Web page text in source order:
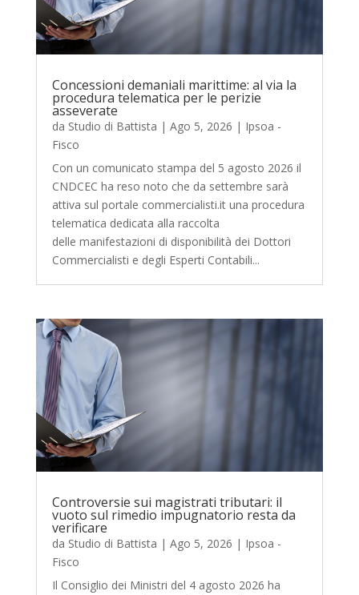
Concessioni demaniali marittime: al via la
procedura telematica per le perizie
asseverate
da Studio di Battista | Ago 5, 2026 | Ipsoa -
Fisco
Con un comunicato stampa del 5 agosto 2026 il
CNDCEC ha reso noto che da settembre sarà
attiva sul portale commercialisti.it una procedura
telematica dedicata alla raccolta
delle manifestazioni di disponibilità dei Dottori
Commercialisti e degli Esperti Contabili...
Controversie sui magistrati tributari: il
vuoto sul rimedio impugnatorio resta da
verificare
da Studio di Battista | Ago 5, 2026 | Ipsoa -
Fisco
Il Consiglio dei Ministri del 4 agosto 2026 ha